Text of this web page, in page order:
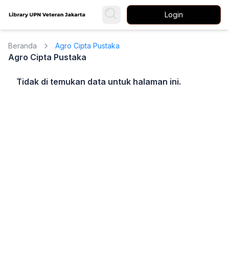
Login
Beranda Agro Cipta Pustaka
Agro Cipta Pustaka
Tidak di temukan data untuk halaman ini.